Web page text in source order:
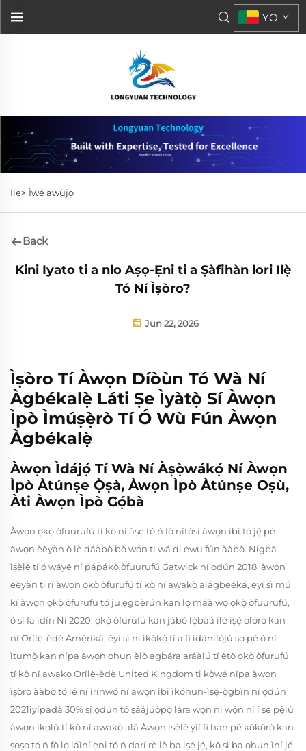
YO
Ile> Ìwé àwùjọ
Back
Kini Iyato ti a nlo Aṣọ-Ẹni ti a Ṣàfihàn lori Ilẹ̀
Tó Ní Ìṣòro?
Jun 22, 2026
Ìṣòro Tí Àwọn Díòùn Tó Wà Ní
Àgbékalẹ̀ Láti Ṣe Ìyàtọ̀ Sí Àwọn
Ìpò Ìmúṣẹ̀rò Tí Ó Wù Fún Àwọn
Àgbékalẹ̀
Àwọn Ìdájọ́ Tí Wà Ní Àṣọ̀wákọ́ Ní Àwọn
Ìpò Àtúnṣe Ọ̀ṣà, Àwọn Ìpò Àtúnṣe Oṣù,
Àti Àwọn Ìpò Gọ́bà
Àwọn ọkọ̀ òfuurufú tí kò ní àṣẹ tó ń fò nítòsí àwọn ibi tó jẹ́ pé
àwọn èèyàn ò lè dáàbò bò wọ́n ti wá di ewu fún ààbò. Nígbà
ìṣẹ̀lẹ̀ tí ó wáyé ní pápákọ̀ òfuurufú Gatwick ní ọdún 2018, àwọn
èèyàn ti rí àwọn ọkọ̀ òfurufú tí kò ní awakọ̀ alágbèéká, èyí sì mú
kí àwọn ọkọ̀ òfurufú tó ju ẹgbẹ̀rún kan lọ máà wọ ọkọ̀ òfuurufú,
ó sì fa ìdín Ní 2020, ọkọ̀ òfurufú kan jábó lẹ́bàá ilé iṣẹ́ olóró kan
ní Orílẹ̀-èdè Amẹ́ríkà, èyí sì ni ìkọ̀kọ̀ tí a fi ìdánilójú sọ pé ó ní
ìtumọ̀ kan nípa àwọn ohun èlò agbára aráàlú tí ètò ọkọ̀ òfurufú
tí kò ní awakọ Orílẹ̀-èdè United Kingdom ti kọ̀wé nípa àwọn
ìṣòro ààbò tó lé ní irínwó ní àwọn ibi ìkóhun-ìṣẹ́-ọ̀gbìn ní ọdún
2021ìyípadà 30% sí ọdún tó ṣáájúọ̀pọ̀ lára wọn ni wọ́n ní í ṣe pẹ̀lú
àwọn ìkọlù tí kò ní awakọ̀ alá Àwọn ìṣẹ̀lẹ̀ yìí fi hàn pé kòkòrò kan
ṣoṣo tó ń fò lọ láìní ẹni tó ń darí rẹ̀ lè ba iṣẹ́ jẹ́, kó sì ba ohun ìní jẹ́,